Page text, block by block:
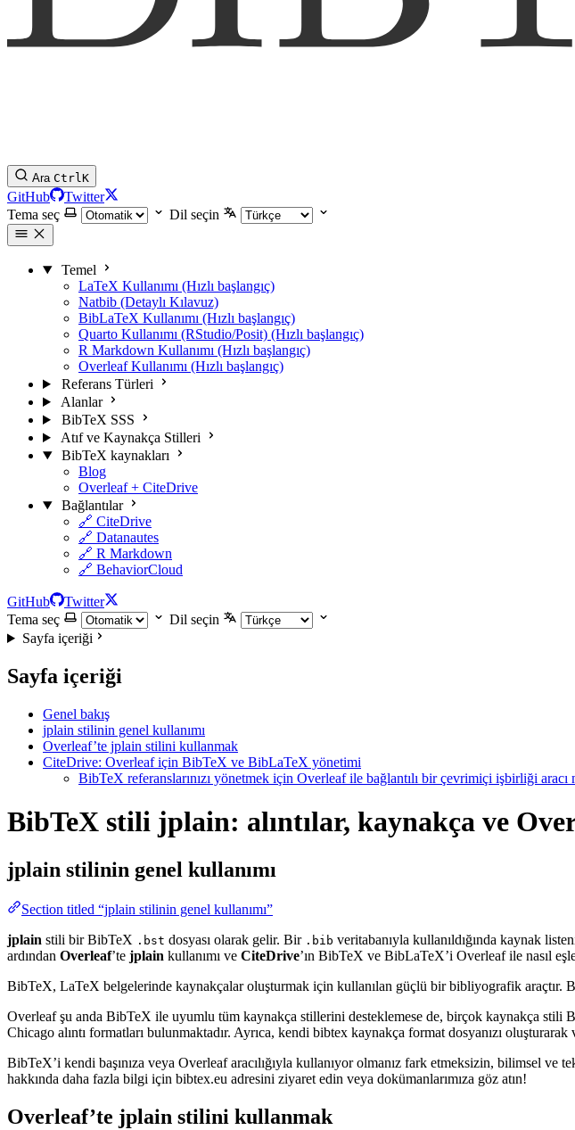
Ara CtrlK
GitHub
Twitter
Tema seç
Dil seçin
Temel
LaTeX Kullanımı (Hızlı başlangıç)
Natbib (Detaylı Kılavuz)
BibLaTeX Kullanımı (Hızlı başlangıç)
Quarto Kullanımı (RStudio/Posit) (Hızlı başlangıç)
R Markdown Kullanımı (Hızlı başlangıç)
Overleaf Kullanımı (Hızlı başlangıç)
Referans Türleri
Alanlar
BibTeX SSS
Atıf ve Kaynakça Stilleri
BibTeX kaynakları
Blog
Overleaf + CiteDrive
Bağlantılar
🔗 CiteDrive
🔗 Datanautes
🔗 R Markdown
🔗 BehaviorCloud
GitHub
Twitter
Tema seç
Dil seçin
Sayfa içeriği
Sayfa içeriği
Genel bakış
jplain stilinin genel kullanımı
Overleaf’te jplain stilini kullanmak
CiteDrive: Overleaf için BibTeX ve BibLaTeX yönetimi
BibTeX referanslarınızı yönetmek için Overleaf ile bağlantılı bir çevrimiçi işbirliği aracı
BibTeX stili jplain: alıntılar, kaynakça ve
jplain stilinin genel kullanımı
Section titled “jplain stilinin genel kullanımı”
jplain stili bir BibTeX .bst dosyası olarak gelir. Bir .bib veritabanıyla kullanıldığında kaynak
ardından Overleaf’te jplain kullanımı ve CiteDrive’ın BibTeX ve BibLaTeX’i Overleaf ile nasıl
BibTeX, LaTeX belgelerinde kaynakçalar oluşturmak için kullanılan güçlü bir bibliyografik araçtır.
Overleaf şu anda BibTeX ile uyumlu tüm kaynakça stillerini desteklemese de, birçok kaynakça
Chicago alıntı formatları bulunmaktadır. Ayrıca, kendi bibtex kaynakça format dosyanızı
BibTeX’i kendi başınıza veya Overleaf aracılığıyla kullanıyor olmanız fark etmeksizin, bilimsel
hakkında daha fazla bilgi için bibtex.eu adresini ziyaret edin veya dokümanlarımıza göz atın!
Overleaf’te jplain stilini kullanmak